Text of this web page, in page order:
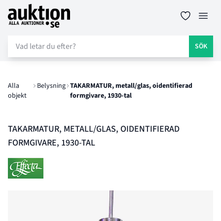
Auktion.se
SÖK
Alla
objekt
Belysning TAKARMATUR, metall/glas, oidentifierad
formgivare, 1930-tal
TAKARMATUR, METALL/GLAS, OIDENTIFIERAD
FORMGIVARE, 1930-TAL